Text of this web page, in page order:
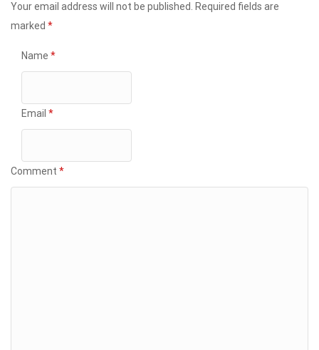
Your email address will not be published. Required fields are
marked *
Name *
Email *
Comment *